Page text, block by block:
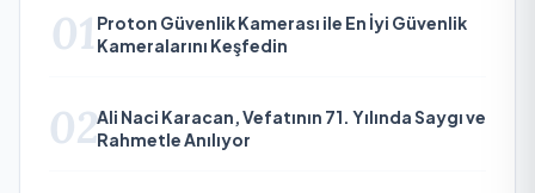
01 Proton Güvenlik Kamerası ile En İyi Güvenlik
Kameralarını Keşfedin
02Ali Naci Karacan, Vefatının 71. Yılında Saygı ve
Rahmetle Anılıyor